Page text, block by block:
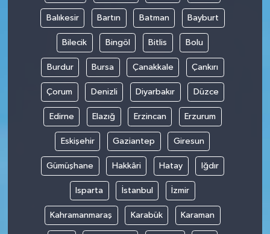
Balıkesir Bartın Batman Bayburt
Bilecik Bingöl Bitlis Bolu
Burdur Bursa Çanakkale Çankırı
Çorum Denizli Diyarbakır Düzce
Edirne Elazığ Erzincan Erzurum
Eskişehir Gaziantep Giresun
Gümüşhane Hakkâri Hatay Iğdır
Isparta İstanbul İzmir
Kahramanmaraş Karabük Karaman